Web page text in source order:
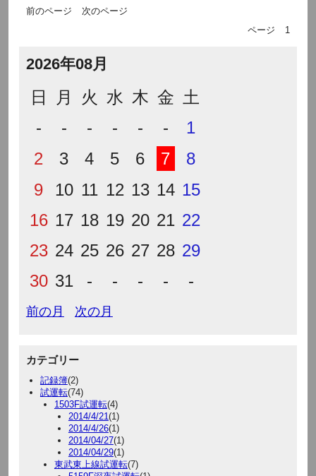
前のページ
次のページ
ページ
1
2026年08月
日 月 火 水 木 金 土
-
- - - - -
1
2
3 4 5 6 7
8
9
10 11 12 13 14 15
16 17 18 19 20 21 22
23 24 25 26 27 28 29
30 31 - - - - -
前の月 次の月
カテゴリー
記録簿(2)
試運転(74)
1503F試運転(4)
2014/4/21(1)
2014/4/26(1)
2014/04/27(1)
2014/04/29(1)
東武東上線試運転(7)